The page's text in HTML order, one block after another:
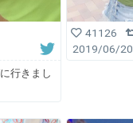
行きまし
41126
2019/06/20